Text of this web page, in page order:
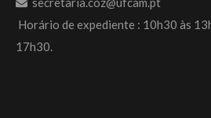
Horário de expediente : 10h30 às
17h30.